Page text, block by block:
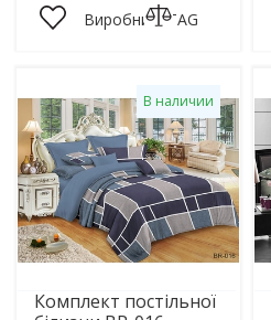
Виробник: TAG
В наличии
Комплект постільної